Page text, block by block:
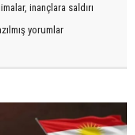
inançlara saldırı
yorumlar